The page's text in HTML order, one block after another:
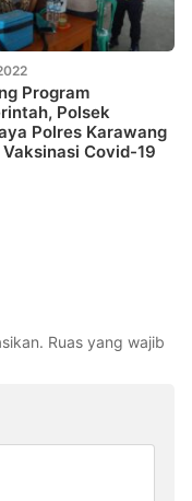
Program
Polsek
Polres Karawang
Vaksinasi Covid-19
Ruas yang wajib